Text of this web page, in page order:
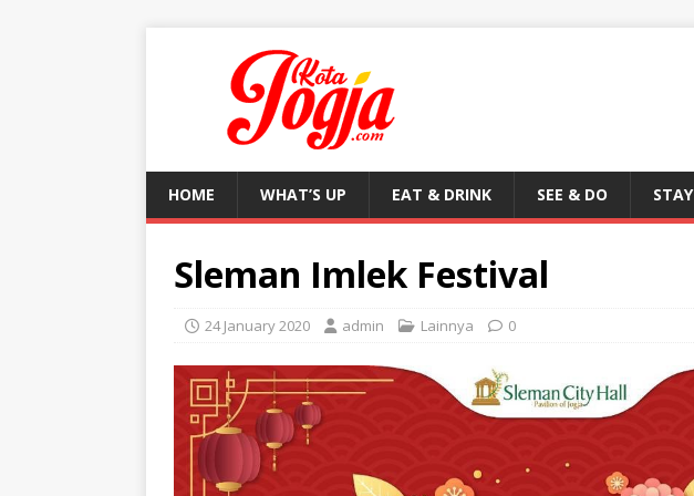
HOME WHAT’S UP EAT & DRINK SEE & DO STAY
Sleman Imlek Festival
24 January 2020 admin Lainnya 0